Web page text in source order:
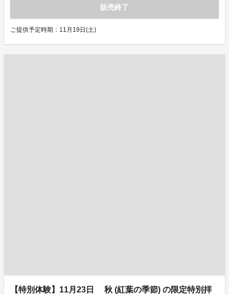
販売終了
ご提供予定時期：11月19日(土)
【特別体験】11月23日 秋 (紅葉の季節) の限定特別拝